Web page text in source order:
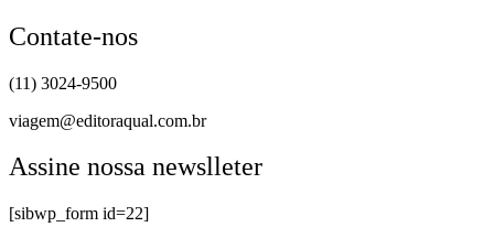
Contate-nos
(11) 3024-9500
viagem@editoraqual.com.br
Assine nossa newslleter
[sibwp_form id=22]